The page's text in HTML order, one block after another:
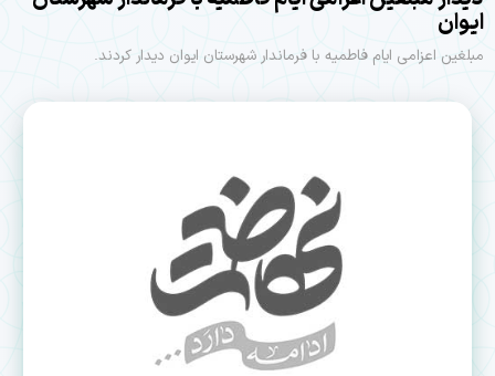
ایوان
مبلغین اعزامی ایام فاطمیه با فرماندار شهرستان ایوان دیدار کردند.